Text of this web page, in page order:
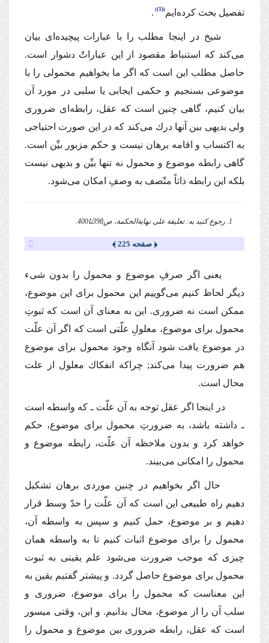
تفصیل بحث كرده‌ایم (1)
.
شیخ در اینجا مطلب را با عبارات پیچیده‌ای بیان
می‌كند كه استنباط مقصود از این عباراتْ دشوار است.
حاصل مطلب این است كه اگر ما بخواهیم محمولی را با
موضوعی بسنجیم و حكمی ایجابی یا سلبی در مورد آن
بیان كنیم، گاهی چنین است كه عقل، رابطه‌ای ضروری
ولی بدیهی بین آنها درك می‌كند كه در این صورت احتیاجی
به اكتساب و اقامه برهان نیست و حكم مزبور بیِّن است.
گاهی رابطه موضوع و محمول نه تنها بیِّن و بدیهی نیست
بلكه این رابطه ذاتاً متّصف به وصفِ امكان می‌شود.
1. رجوع كنید به: تعلیقة علی نهایة‌الحكمة، ص398تا400.
﴿ صفحه 225 ﴾
یعنی اگر صرفِ موضوع و محمول را بدون شیء
دیگر لحاظ كنیم می‌گوییم این محمول برای این موضوع،
ممكن است نه ضروری. این به معنای آن است كه ثبوتِ
محمول برای موضوع، معلولِ علّتی است كه اگر آن علّت
در موضوع یافت شود آنگاه وجود محمول برای موضوع
هم ضرورت پیدا می‌كند; چراكه انفكاك معلول از علت
محال است.
در اینجا اگر عقل توجه به آن علّت ـ كه واسطه است
ـ داشته باشد، به ضرورتِ محمول برای موضوع، حكم
خواهد كرد و بدون ملاحظه آن علّت، رابطه موضوع و
محمول را امكانی می‌بیند.
حال اگر بخواهیم در چنین موردی برهان تشكیل
دهیم راه طبیعی این است كه آن علّت را حدّ وسط قرار
دهیم و بر موضوع، حمل كنیم و سپس به واسطه آن،
محمول را برای موضوع اثبات كنیم تا به واسطه همان
چیزی كه موجب ضرورت می‌شود علم یقینی به ثبوت
محمول برای موضوع حاصل گردد. و پیشتر گفتیم یقین به
این معناست كه محمول را برای موضوع، ضروری و
سلب آن را از موضوع، محال بدانیم. و این، وقتی میسور
است كه عقل، رابطه ضروری بین موضوع و محمول را